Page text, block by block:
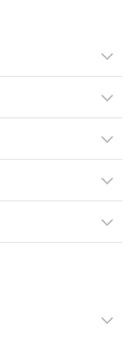
帆布鞋等，我們會
。
小(長45.72cm×寬
，則不可使用防水
場實際作業而定。
紙張服務，如DM、
如款式、尺寸、顏
運送時間將會增加